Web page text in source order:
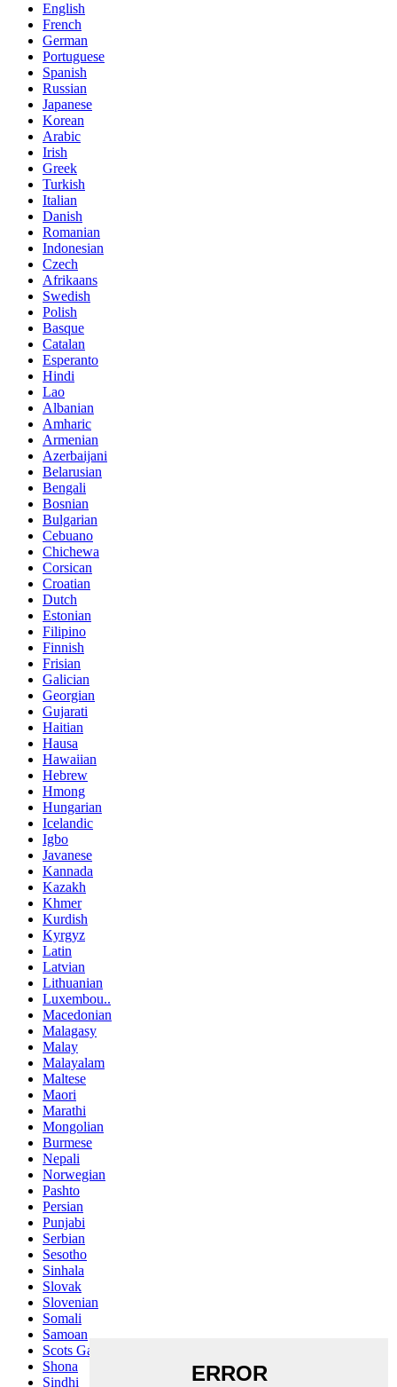
English
French
German
Portuguese
Spanish
Russian
Japanese
Korean
Arabic
Irish
Greek
Turkish
Italian
Danish
Romanian
Indonesian
Czech
Afrikaans
Swedish
Polish
Basque
Catalan
Esperanto
Hindi
Lao
Albanian
Amharic
Armenian
Azerbaijani
Belarusian
Bengali
Bosnian
Bulgarian
Cebuano
Chichewa
Corsican
Croatian
Dutch
Estonian
Filipino
Finnish
Frisian
Galician
Georgian
Gujarati
Haitian
Hausa
Hawaiian
Hebrew
Hmong
Hungarian
Icelandic
Igbo
Javanese
Kannada
Kazakh
Khmer
Kurdish
Kyrgyz
Latin
Latvian
Lithuanian
Luxembou..
Macedonian
Malagasy
Malay
Malayalam
Maltese
Maori
Marathi
Mongolian
Burmese
Nepali
Norwegian
Pashto
Persian
Punjabi
Serbian
Sesotho
Sinhala
Slovak
Slovenian
Somali
Samoan
Scots Gaelic
Shona
Sindhi